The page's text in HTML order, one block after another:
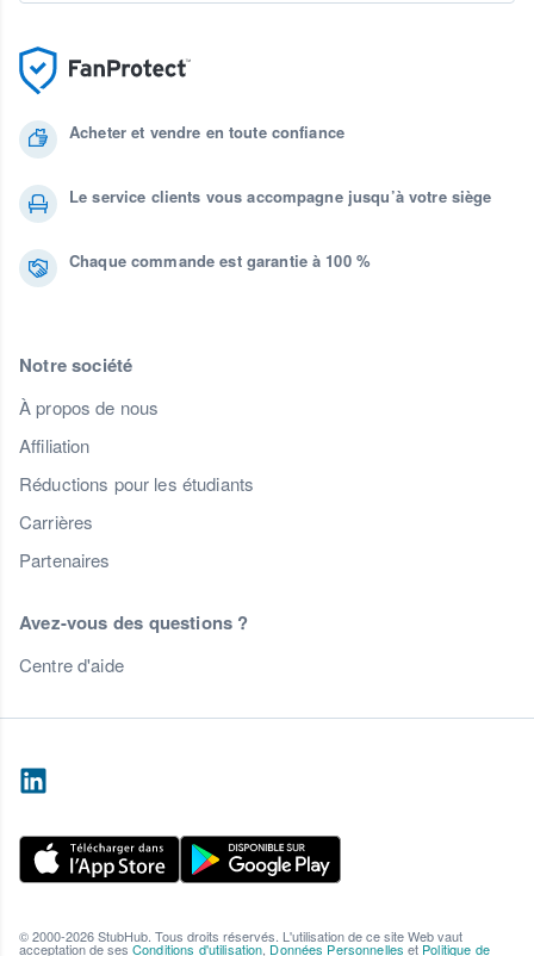
Acheter et vendre en toute confiance
Le service clients vous accompagne jusqu’à votre siège
Chaque commande est garantie à 100 %
Notre société
À propos de nous
Affiliation
Réductions pour les étudiants
Carrières
Partenaires
Avez-vous des questions ?
Centre d'aide
© 2000-2026 StubHub. Tous droits réservés. L'utilisation de ce site Web vaut
acceptation de ses Conditions d'utilisation, Données Personnelles et Politique de